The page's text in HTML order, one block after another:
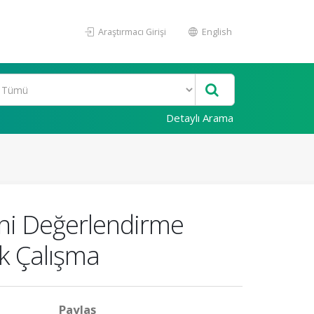
Araştırmacı Girişi English
Detaylı Arama
Değerlendirme
Çalışma
Paylaş